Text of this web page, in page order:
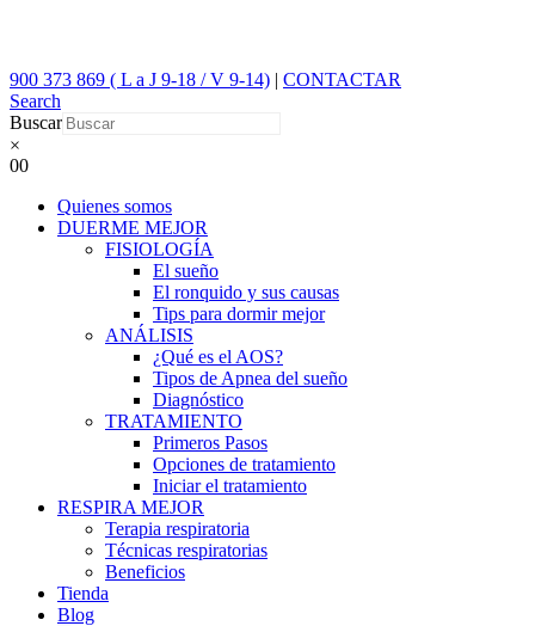
900 373 869 ( L a J 9-18 / V 9-14) | CONTACTAR
Search
Buscar
×
00
Quienes somos
DUERME MEJOR
FISIOLOGÍA
El sueño
El ronquido y sus causas
Tips para dormir mejor
ANÁLISIS
¿Qué es el AOS?
Tipos de Apnea del sueño
Diagnóstico
TRATAMIENTO
Primeros Pasos
Opciones de tratamiento
Iniciar el tratamiento
RESPIRA MEJOR
Terapia respiratoria
Técnicas respiratorias
Beneficios
Tienda
Blog